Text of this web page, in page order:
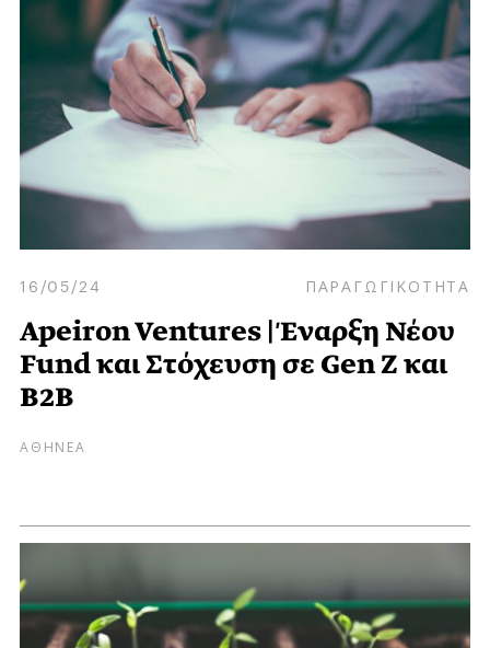
16/05/24 ΠΑΡΑΓΩΓΙΚΟΤΗΤΑ
Apeiron Ventures | Έναρξη Νέου
Fund και Στόχευση σε Gen Z και
B2B
ΑΘΗΝΕΑ